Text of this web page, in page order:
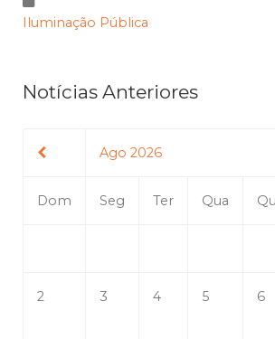
Iluminação Pública
Notícias Anteriores
Ago 2026
Dom Seg Ter Qua
2 3 4 5 6